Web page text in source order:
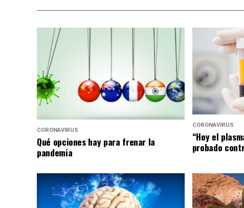
CORONAVIRUS
Qué opciones hay para frenar la
pandemia
CORONAVIRUS
“Hoy el
probado